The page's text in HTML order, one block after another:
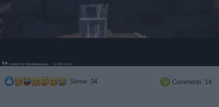
Stime: 34  Commenti: 14